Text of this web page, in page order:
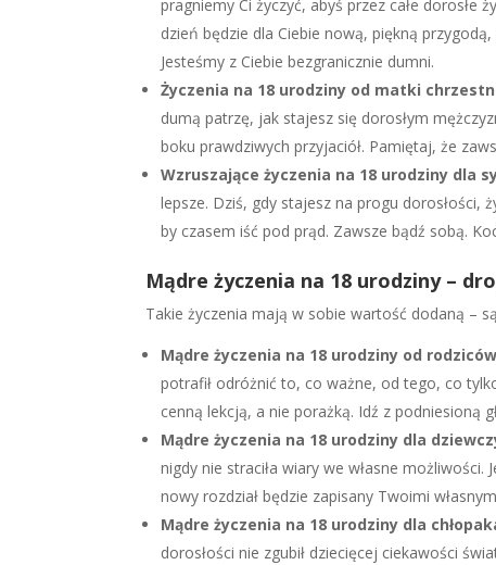
pragniemy Ci życzyć, abyś przez całe dorosłe
dzień będzie dla Ciebie nową, piękną przygodą,
Jesteśmy z Ciebie bezgranicznie dumni.
Życzenia na 18 urodziny od matki
dumą patrzę, jak stajesz się dorosłym
boku prawdziwych przyjaciół. Pamiętaj, że
Wzruszające życzenia na 18 urodziny dla
lepsze. Dziś, gdy stajesz na progu dorosłości,
by czasem iść pod prąd. Zawsze bądź sobą.
Mądre życzenia na 18 urodziny –
Takie życzenia mają w sobie wartość dodaną –
Mądre życzenia na 18 urodziny od rodziców
potrafił odróżnić to, co ważne, od tego, co
cenną lekcją, a nie porażką. Idź z podniesioną
Mądre życzenia na 18 urodziny dla
nigdy nie straciła wiary we własne
nowy rozdział będzie zapisany Twoimi
Mądre życzenia na 18 urodziny dla
dorosłości nie zgubił dziecięcej ciekawości